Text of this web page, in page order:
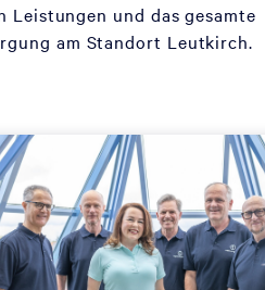
Leistungen und das gesamte
am Standort Leutkirch.